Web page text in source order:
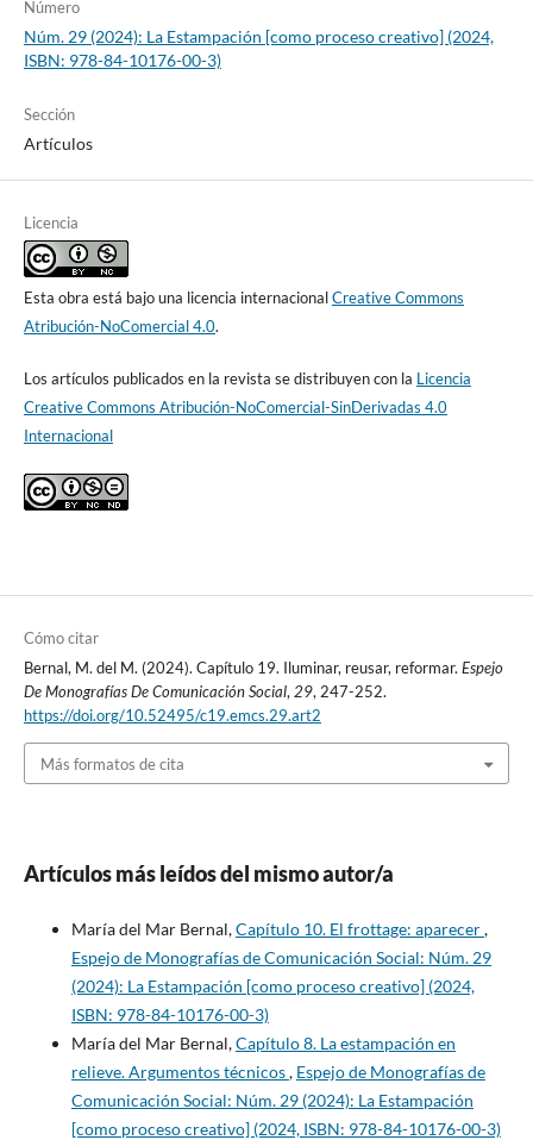
Número
Núm. 29 (2024): La Estampación [como proceso creativo] (2024,
ISBN: 978-84-10176-00-3)
Sección
Artículos
Licencia
Esta obra está bajo una licencia internacionalCreative Commons
Atribución-NoComercial 4.0.
Los artículos publicados en la revista se distribuyen con la Licencia
Creative Commons Atribución-NoComercial-SinDerivadas 4.0
Internacional
Cómo citar
Bernal, M. del M. (2024). Capítulo 19. Iluminar, reusar, reformar. Espejo
De Monografías De Comunicación Social,29, 247-252.
https://doi.org/10.52495/c19.emcs.29.art2
Más formatos de cita
Artículos más leídos del mismo autor/a
María del Mar Bernal,Capítulo 10. El frottage: aparecer,
Espejo de Monografías de Comunicación Social: Núm. 29
(2024): La Estampación [como proceso creativo] (2024,
ISBN: 978-84-10176-00-3)
María del Mar Bernal,Capítulo 8. La estampación en
relieve. Argumentos técnicos, Espejo de Monografías de
Comunicación Social: Núm. 29 (2024): La Estampación
[como proceso creativo] (2024, ISBN: 978-84-10176-00-3)